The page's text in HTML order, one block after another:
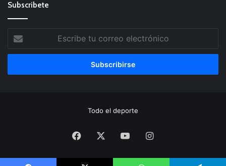
Subscribete
Escribe
tu
correo
Todo el deporte
Facebook YouTubeInstagram